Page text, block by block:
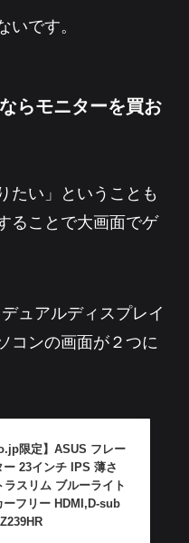
いです。
らモニターを買お
たい」ということも
ることで大画面でゲ
ュアルディスプレイ
コンの画面が２つに
限定】ASUS フレー
ー 23インチ IPS 薄さ
スリム ブルーライト
ーフリー HDMI,D-sub